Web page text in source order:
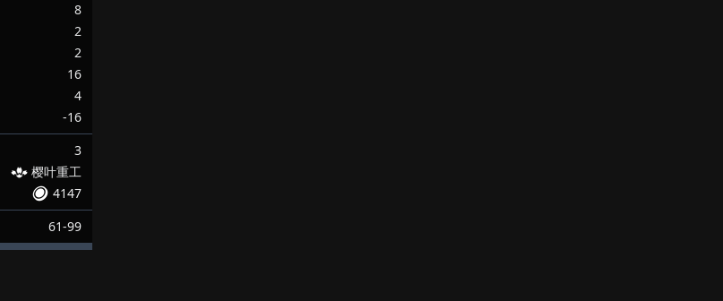
8
2
2
16
4
-16
3
樱叶重工
4147
61-99